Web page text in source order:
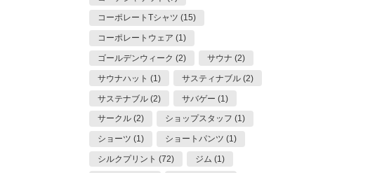
コーポレートTシャツ (15)
コーポレートウェア (1)
ゴールデンウィーク (2) サウナ (2)
サウナハット (1) サスティナブル (2)
サステナブル (2) サバゲー (1)
サークル (2) ショップスタッフ (1)
ショーツ (1) ショートパンツ (1)
シルクプリント (72) ジム (1)